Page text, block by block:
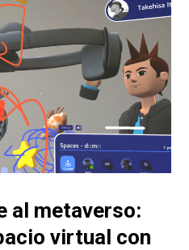
al metaverso:
virtual con